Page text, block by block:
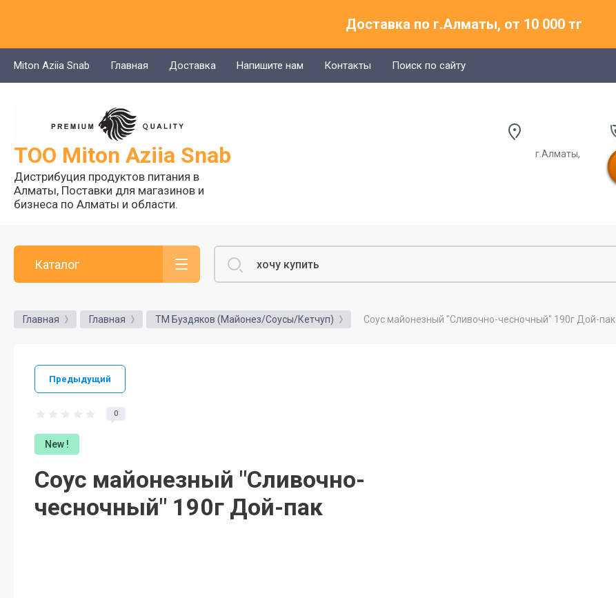
Доставка по г.Алматы, от 10 000 тг
Miton Aziia Snab Главная Доставка Напишите нам Контакты Поиск по сайту
ТОО Miton Aziia Snab
Дистрибуция продуктов питания в
Алматы, Поставки для магазинов и
бизнеса по Алматы и области.
г.Алматы,
Каталог
Главная Главная ТМ Буздяков (Майонез/Соусы/Кетчуп) Соус майонезный "Сливочно-чесночный" 190г Дой-пак
Предыдущий
0
New !
Соус майонезный "Сливочно-
чесночный" 190г Дой-пак